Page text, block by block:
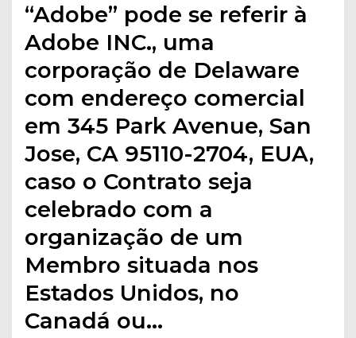
“Adobe” pode se referir à
Adobe INC., uma
corporação de Delaware
com endereço comercial
em 345 Park Avenue, San
Jose, CA 95110-2704, EUA,
caso o Contrato seja
celebrado com a
organização de um
Membro situada nos
Estados Unidos, no
Canadá ou…